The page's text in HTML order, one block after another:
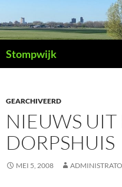
naar
de
inhoud
Stompwijk
GEARCHIVEERD
NIEUWS UIT
DORPSHUIS
MEI 5, 2008